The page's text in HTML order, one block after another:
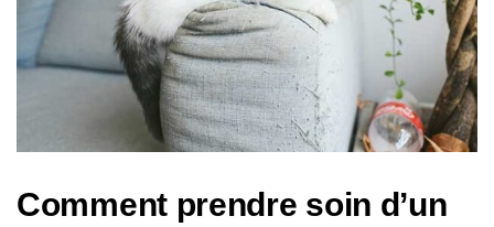
Comment prendre soin d’un